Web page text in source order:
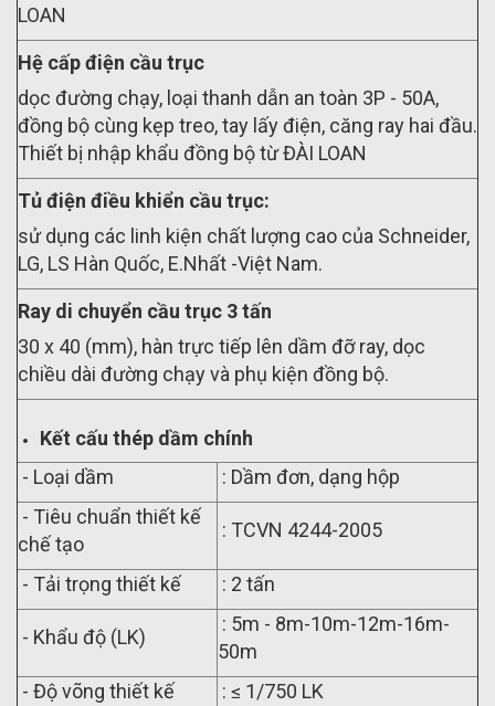
LOAN
Hệ cấp điện cầu trục
dọc đ­ường chạy, loại thanh dẫn an toàn 3P - 50A,
đồng bộ cùng kẹp treo, tay lấy điện, căng ray hai đầu.
Thiết bị nhập khẩu đồng bộ từ ĐÀI LOAN
Tủ điện điều khiển cầu trục:
sử dụng các linh kiện chất l­ượng cao của Schneider,
LG, LS Hàn Quốc, E.Nhất -Việt Nam.
Ray di chuyển cầu trục 3 tấn
30 x 40 (mm), hàn trực tiếp lên dầm đỡ ray, dọc
chiều dài đường chạy và phụ kiện đồng bộ.
Kết cấu thép dầm chính
- Loại dầm
: Dầm đơn, dạng hộp
- Tiêu chuẩn thiết kế
chế tạo
: TCVN 4244-2005
- Tải trọng thiết kế : 2 tấn
- Khẩu độ (LK)
: 5m - 8m-10m-12m-16m-
50m
- Độ võng thiết kế
: ≤ 1/750 LK